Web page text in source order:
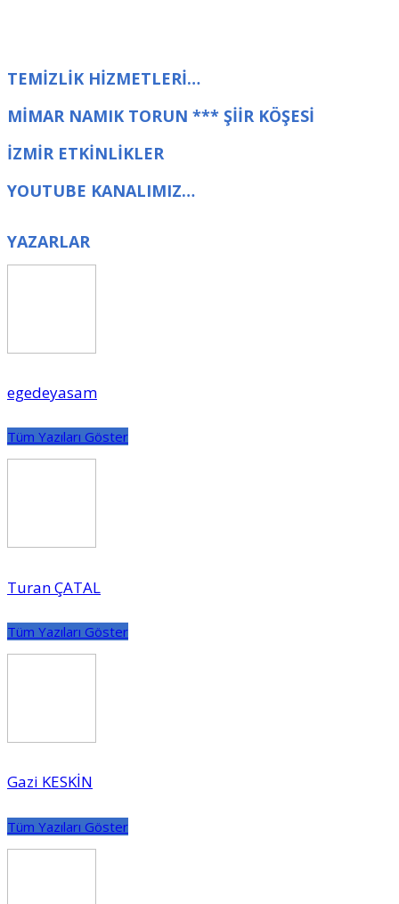
TEMİZLİK HİZMETLERİ…
MİMAR NAMIK TORUN *** ŞİİR KÖŞESİ
İZMİR ETKİNLİKLER
YOUTUBE KANALIMIZ…
YAZARLAR
egedeyasam
Tüm Yazıları Göster
Turan ÇATAL
Tüm Yazıları Göster
Gazi KESKİN
Tüm Yazıları Göster